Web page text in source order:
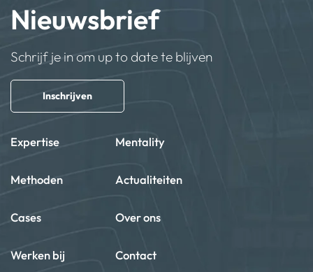
Nieuwsbrief
Schrijf je in om up to date te blijven
Inschrijven
Expertise Mentality
Methoden Actualiteiten
Cases Over ons
Werken bij Contact